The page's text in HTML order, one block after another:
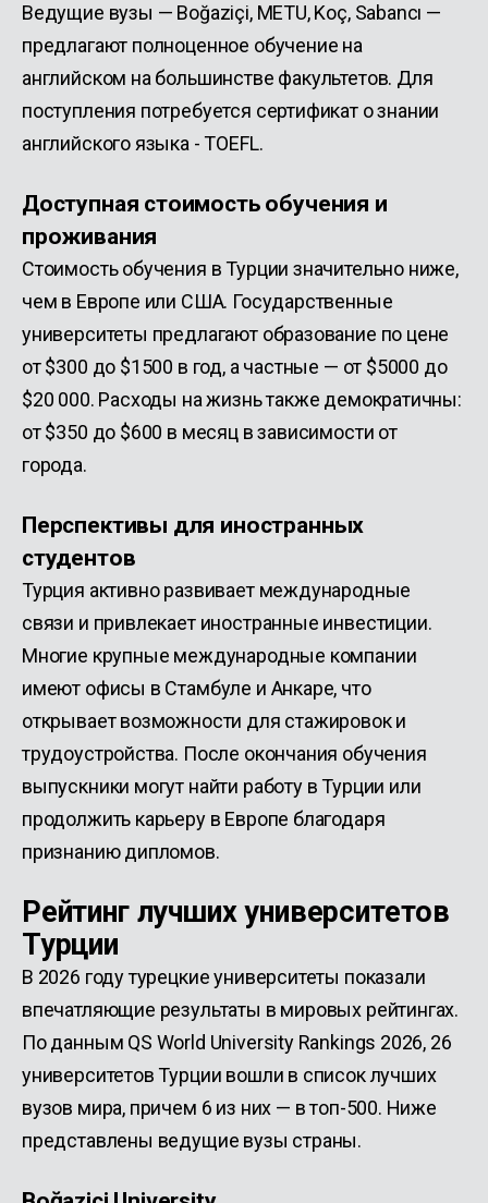
Ведущие вузы — Boğaziçi, METU, Koç, Sabancı —
предлагают полноценное обучение на
английском на большинстве факультетов. Для
поступления потребуется сертификат о знании
английского языка - TOEFL.
Доступная стоимость обучения и
проживания
Стоимость обучения в Турции значительно ниже,
чем в Европе или США. Государственные
университеты предлагают образование по цене
от $300 до $1500 в год, а частные — от $5000 до
$20 000. Расходы на жизнь также демократичны:
от $350 до $600 в месяц в зависимости от
города.
Перспективы для иностранных
студентов
Турция активно развивает международные
связи и привлекает иностранные инвестиции.
Многие крупные международные компании
имеют офисы в Стамбуле и Анкаре, что
открывает возможности для стажировок и
трудоустройства. После окончания обучения
выпускники могут найти работу в Турции или
продолжить карьеру в Европе благодаря
признанию дипломов.
Рейтинг лучших университетов
Турции
В 2026 году турецкие университеты показали
впечатляющие результаты в мировых рейтингах.
По данным QS World University Rankings 2026, 26
университетов Турции вошли в список лучших
вузов мира, причем 6 из них — в топ-500. Ниже
представлены ведущие вузы страны.